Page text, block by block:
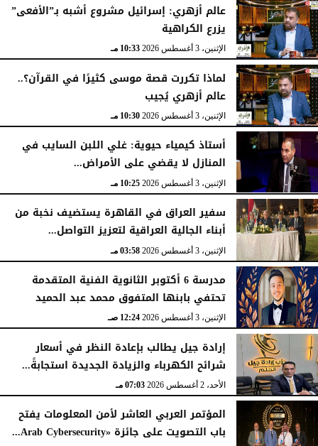
عالم أزهري: إسرائيل مشروع أشبه بـ”الأفعى”
يزرع الكراهية
الإثنين، 3 أغسطس 2026 10:33 مـ
لماذا تكررت قصة موسى كثيرًا في القرآن؟..
عالم أزهري يُجيب
الإثنين، 3 أغسطس 2026 10:30 مـ
أستاذ كيمياء حيوية: غلي اللبن السايب في
المنازل لا يقضي على الأمراض...
الإثنين، 3 أغسطس 2026 10:25 مـ
سفير العراق في القاهرة يستضيف نخبة من
أبناء الجالية العراقية لتعزيز التواصل...
الإثنين، 3 أغسطس 2026 03:58 مـ
مدرسة 6 أكتوبر الثانوية الفنية المتقدمة
تحتفي بابنها المتفوق محمد عبد الحميد
الإثنين، 3 أغسطس 2026 12:24 صـ
إرادة جيل يطالب بإعادة النظر في أسعار
شرائح الكهرباء والزيادة الجديدة استجابةً...
الأحد، 2 أغسطس 2026 07:03 مـ
المؤتمر العربي العاشر لأمن المعلومات يفتح
باب التصويت على جائزة «Arab Cybersecurity...